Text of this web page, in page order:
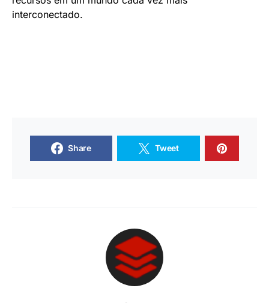
interconectado.
Share Tweet